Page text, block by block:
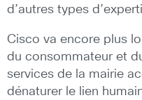
d’autres types
Cisco va encore plus
du consommateur et
services de la mairie
dénaturer le lien